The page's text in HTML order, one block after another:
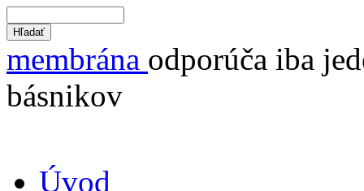
membrána odporúča iba
básnikov
Úvod